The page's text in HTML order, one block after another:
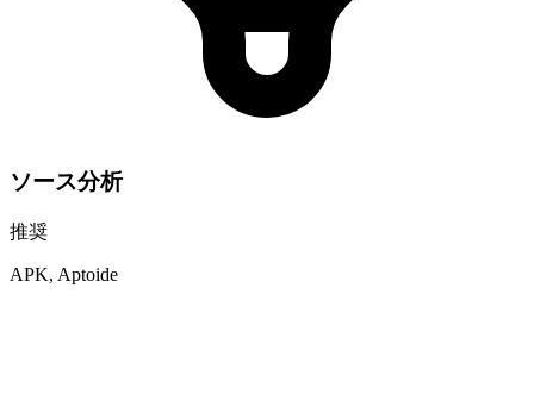
ソース分析
推奨
APK, Aptoide